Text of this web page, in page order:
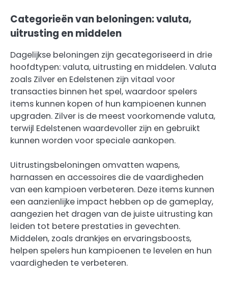
Categorieën van beloningen: valuta,
uitrusting en middelen
Dagelijkse beloningen zijn gecategoriseerd in drie
hoofdtypen: valuta, uitrusting en middelen. Valuta
zoals Zilver en Edelstenen zijn vitaal voor
transacties binnen het spel, waardoor spelers
items kunnen kopen of hun kampioenen kunnen
upgraden. Zilver is de meest voorkomende valuta,
terwijl Edelstenen waardevoller zijn en gebruikt
kunnen worden voor speciale aankopen.
Uitrustingsbeloningen omvatten wapens,
harnassen en accessoires die de vaardigheden
van een kampioen verbeteren. Deze items kunnen
een aanzienlijke impact hebben op de gameplay,
aangezien het dragen van de juiste uitrusting kan
leiden tot betere prestaties in gevechten.
Middelen, zoals drankjes en ervaringsboosts,
helpen spelers hun kampioenen te levelen en hun
vaardigheden te verbeteren.